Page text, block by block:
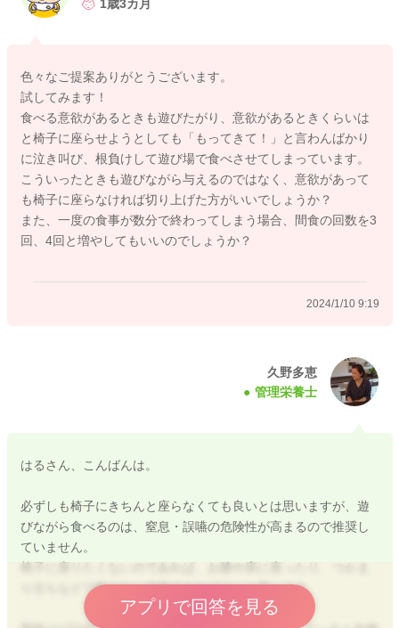
れますので、食べなかった場合は、切り上げて、次のおやつ等
で足りない栄養やエネルギーを補うように考えていけると良い
ですね。
食に興味がない場合は、遊びに夢中になってしまったりします
が、食事の場に何かお子様の興味がありそうなものを取り入れ
たり、楽しい雰囲気を作って進めることで、少し食事に目を向
けてくれることもあります。
例えば、パンをクッキー型で一緒にくり抜いて、そこにツナや
経験の積み重ねが、その他の食材も食べてみようかな？と思え
リフリおにぎりを作ったり、パンにヨーグルトなどを塗ってく
るくるサンドイッチを作ったり、お子様ができそうな事を一緒
お子様の興味があるものは何かな？と考えつつ、何かテンショ
大人の食事からの取り分けをして同じものを食べられる喜びを
伝えてあげるものお勧めです。煮物や汁物、鍋物、蒸し料理な
は何かな？と考えて進めていけると良いですね。
1歳3カ月
色々なご提案ありがとうございます。
試してみます！
食べる意欲があるときも遊びたがり、意欲があるときくらいは
と椅子に座らせようとしても「もってきて！」と言わんばかり
に泣き叫び、根負けして遊び場で食べさせてしまっています。
こういったときも遊びながら与えるのではなく、意欲があって
も椅子に座らなければ切り上げた方がいいでしょうか？
また、一度の食事が数分で終わってしまう場合、間食の回数を3
回、4回と増やしてもいいのでしょうか？
2024/1/10 9:19
久野多恵
管理栄養士
はるさん、こんばんは。
必ずしも椅子にきちんと座らなくても良いとは思いますが、遊
びながら食べるのは、窒息・誤嚥の危険性が高まるので推奨し
ていません。
椅子に座りたくないのであれば、お膝や床に座ったり、つかま
り立ちなどで動かない体勢であればよいと思います。
アプリで回答を見る